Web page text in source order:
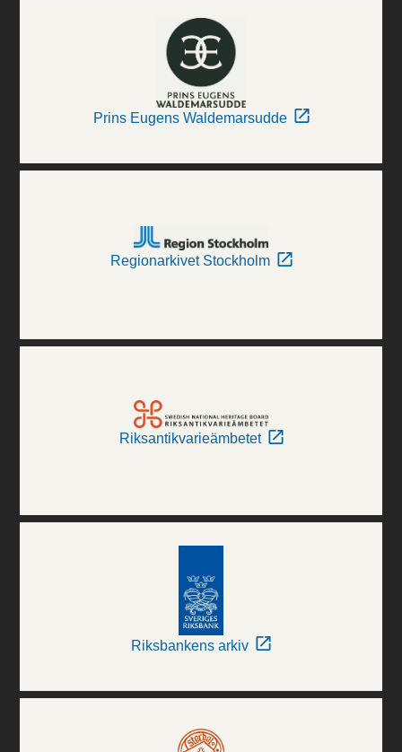
Prins Eugens Waldemarsudde
Regionarkivet Stockholm
Riksantikvarieämbetet
Riksbankens arkiv